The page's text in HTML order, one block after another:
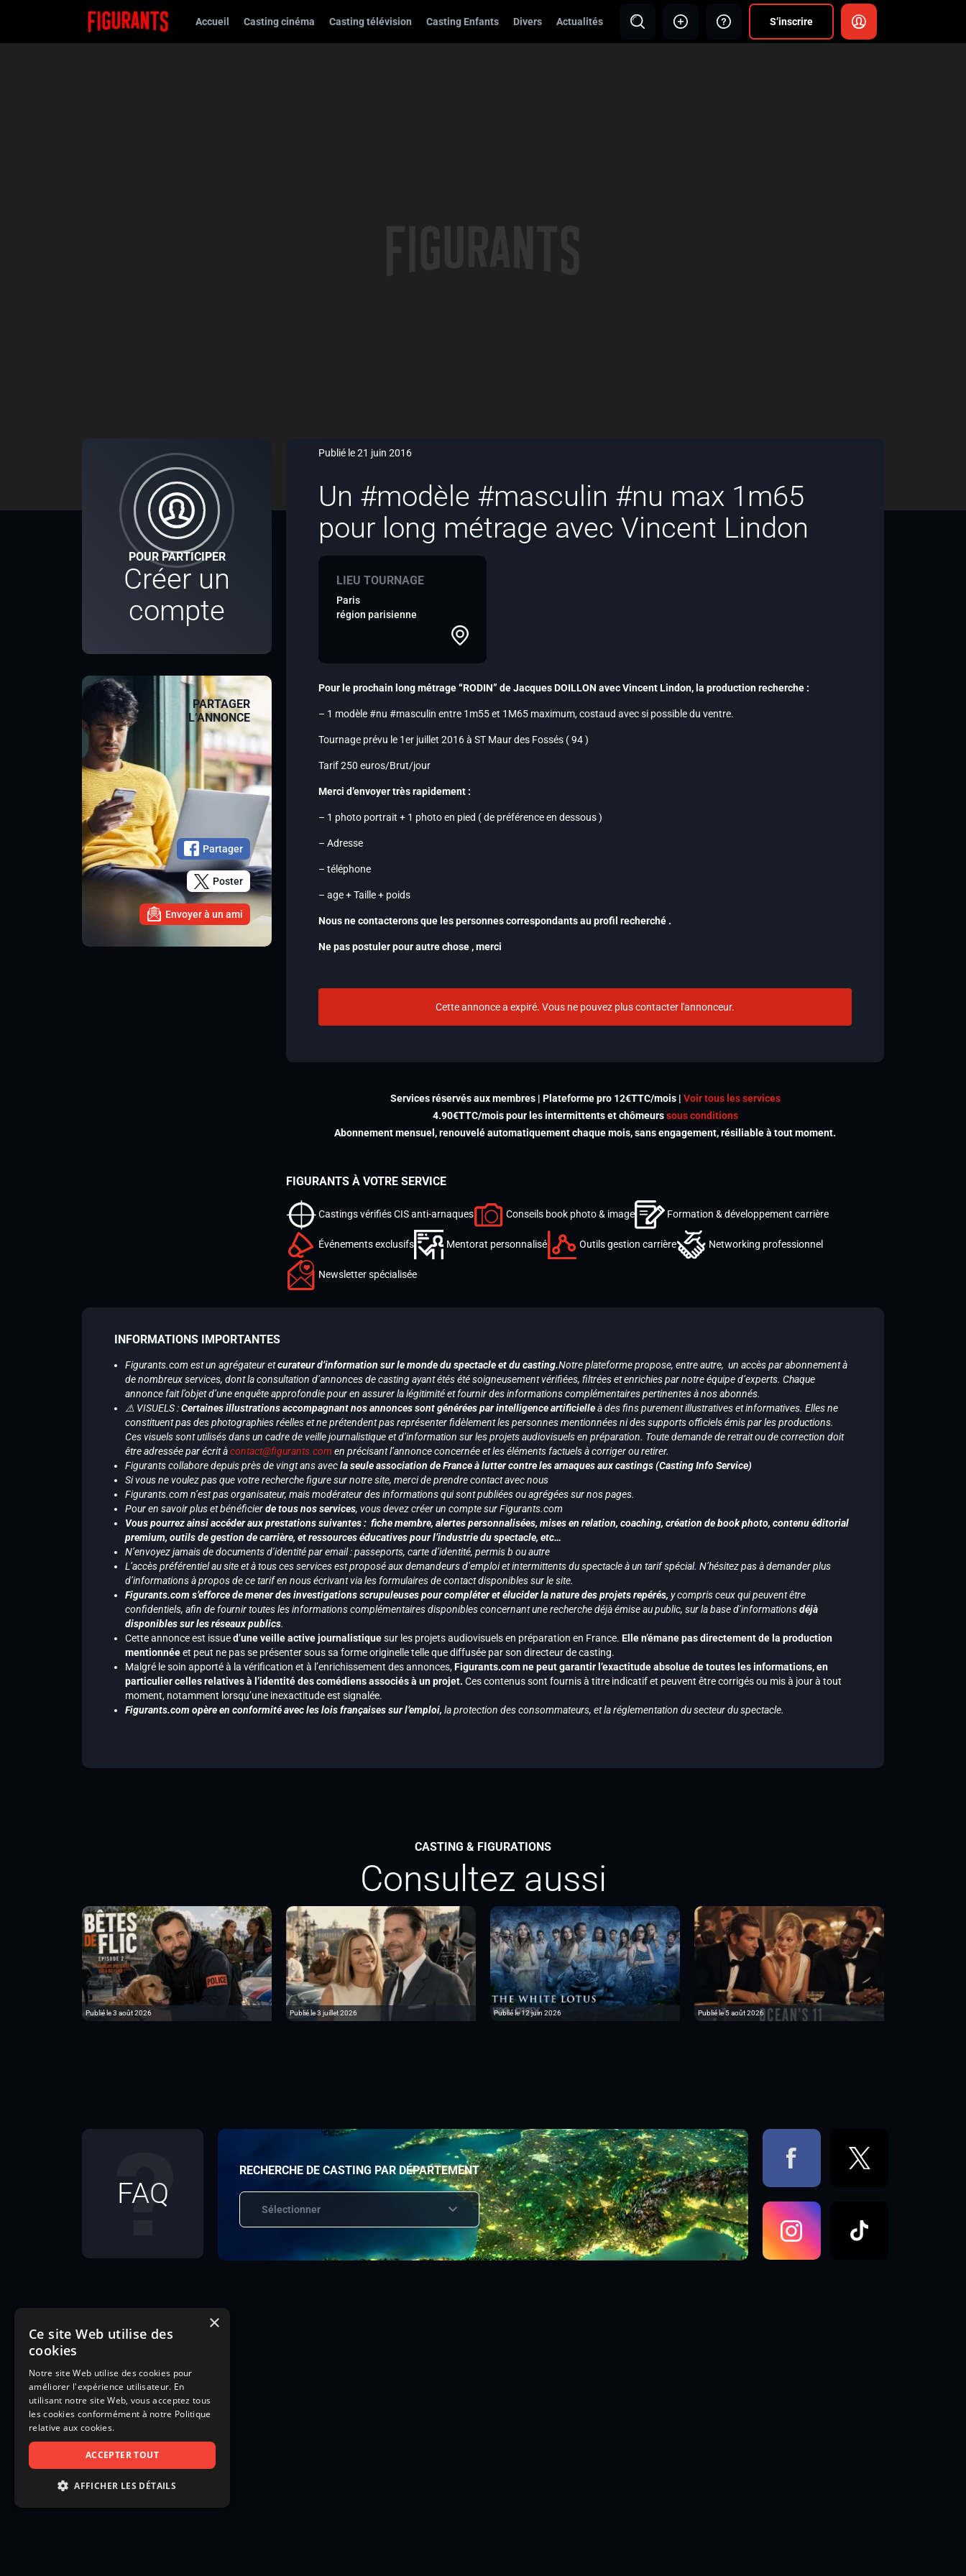
Accueil Casting cinéma Casting télévision Casting Enfants Divers Actualités S’inscrire
POUR PARTICIPER
Créer un
compte
PARTAGER
L’ANNONCE
Partager
Poster
Envoyer à un ami
Publié le 21 juin 2016
Un #modèle #masculin #nu max 1m65
pour long métrage avec Vincent Lindon
LIEU TOURNAGE
Paris
région parisienne
Pour le prochain long métrage “RODIN” de Jacques DOILLON avec Vincent Lindon, la production recherche :
– 1 modèle #nu #masculin entre 1m55 et 1M65 maximum, costaud avec si possible du ventre.
Tournage prévu le 1er juillet 2016 à ST Maur des Fossés ( 94 )
Tarif 250 euros/Brut/jour
Merci d’envoyer très rapidement :
– 1 photo portrait + 1 photo en pied ( de préférence en dessous )
– Adresse
– téléphone
– age + Taille + poids
Nous ne contacterons que les personnes correspondants au profil recherché .
Ne pas postuler pour autre chose , merci
Cette annonce a expiré. Vous ne pouvez plus contacter l'annonceur.
Services réservés aux membres | Plateforme pro 12€TTC/mois | Voir tous les services
4.90€TTC/mois pour les intermittents et chômeurssous conditions
Abonnement mensuel, renouvelé automatiquement chaque mois, sans engagement, résiliable à tout moment.
FIGURANTS À VOTRE SERVICE
Castings vérifiés CIS anti-arnaques Conseils book photo & image Formation & développement carrière
Événements exclusifs Mentorat personnalisé Outils gestion carrière Networking professionnel
Newsletter spécialisée
INFORMATIONS IMPORTANTES
Figurants.com est un agrégateur etcurateur d’information sur le monde du spectacle et du casting.Notre plateforme propose, entre autre, un accès par abonnement à
de nombreux services, dont la consultation d’annonces de casting ayant étés été soigneusement vérifiées, filtrées et enrichies par notre équipe d’experts. Chaque
annonce fait l’objet d’une enquête approfondie pour en assurer la légitimité et fournir des informations complémentaires pertinentes à nos abonnés.
⚠️ VISUELS :Certaines illustrations accompagnant nos annonces sont générées par intelligence artificielleà des fins purement illustratives et informatives. Elles ne
constituent pas des photographies réelles et ne prétendent pas représenter fidèlement les personnes mentionnées ni des supports officiels émis par les productions.
Ces visuels sont utilisés dans un cadre de veille journalistique et d’information sur les projets audiovisuels en préparation. Toute demande de retrait ou de correction doit
être adressée par écrit àcontact@figurants.com en précisant l’annonce concernée et les éléments factuels à corriger ou retirer.
Figurants collabore depuis près de vingt ans avecla seule association de France à lutter contre les arnaques aux castings (Casting Info Service)
Si vous ne voulez pas que votre recherche figure sur notre site, merci de prendre contact avec nous
Figurants.com n’est pas organisateur, mais modérateur des informations qui sont publiées ou agrégées sur nos pages.
Pour en savoir plus et bénéficierde tous nos services, vous devez créer un compte sur Figurants.com
Vous pourrez ainsi accéder aux prestations suivantes : fiche membre, alertes personnalisées, mises en relation, coaching, création de book photo, contenu éditorial
premium, outils de gestion de carrière, et ressources éducatives pour l’industrie du spectacle, etc…
N’envoyez jamais de documents d’identité par email : passeports, carte d’identité, permis b ou autre
L’accès préférentiel au site et à tous ces services est proposé aux demandeurs d’emploi et intermittents du spectacle à un tarif spécial. N’hésitez pas à demander plus
d’informations à propos de ce tarif en nous écrivant via les formulaires de contact disponibles sur le site.
Figurants.com s’efforce de mener des investigations scrupuleuses pour compléter et élucider la nature des projets repérés, y compris ceux qui peuvent être
confidentiels, afin de fournir toutes les informations complémentaires disponibles concernant une recherche déjà émise au public, sur la base d’informationsdéjà
disponibles sur les réseaux publics.
Cette annonce est issued’une veille active journalistiquesur les projets audiovisuels en préparation en France. Elle n’émane pas directement de la production
mentionnéeet peut ne pas se présenter sous sa forme originelle telle que diffusée par son directeur de casting.
Malgré le soin apporté à la vérification et à l’enrichissement des annonces,Figurants.com ne peut garantir l’exactitude absolue de toutes les informations, en
particulier celles relatives à l’identité des comédiens associés à un projet. Ces contenus sont fournis à titre indicatif et peuvent être corrigés ou mis à jour à tout
moment, notamment lorsqu’une inexactitude est signalée.
Figurants.com opère en conformité avec les lois françaises sur l’emploi, la protection des consommateurs, et la réglementation du secteur du spectacle.
CASTING & FIGURATIONS
Consultez aussi
Publié le 3 août 2026 Publié le 3 juillet 2026 Publié le 12 juin 2026 Publié le 5 août 2026
FAQ
RECHERCHE DE CASTING PAR DÉPARTEMENT
Sélectionner
×
Ce site Web utilise des
cookies
Notre site Web utilise des cookies pour
améliorer l'expérience utilisateur. En
utilisant notre site Web, vous acceptez tous
les cookies conformément à notre Politique
relative aux cookies.
ACCEPTER TOUT
AFFICHER LES DÉTAILS